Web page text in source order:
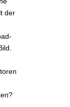
der